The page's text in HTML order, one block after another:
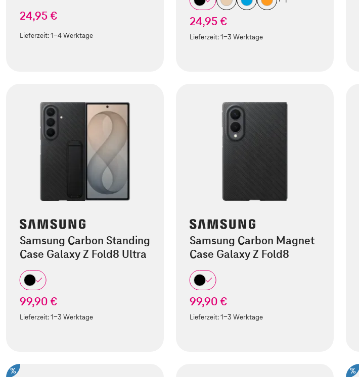
24,95 €
Lieferzeit:1-4 Werktage
24,95 €
Lieferzeit:1-3 Werktage
Samsung Carbon Standing
Case Galaxy Z Fold8 Ultra
99,90 €
Lieferzeit:1-3 Werktage
Samsung Carbon Magnet
Case Galaxy Z Fold8
99,90 €
Lieferzeit:1-3 Werktage
% %